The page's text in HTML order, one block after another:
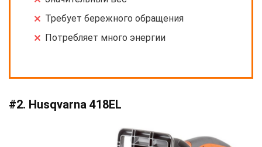
Требует бережного обращения
Потребляет много энергии
#2. Husqvarna 418EL